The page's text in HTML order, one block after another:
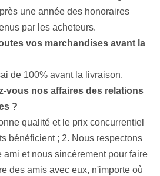
une année des honoraires
par les acheteurs.
vos marchandises avant la
de 100% avant la livraison.
vous nos affaires des relations
?
qualité et le prix concurrentiel
bénéficient ; 2. Nous respectons
ami et nous sincèrement pour faire
des amis avec eux, n'importe où